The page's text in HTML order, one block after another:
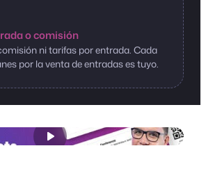
o comisión
ni tarifas por entrada. Cada
por la venta de entradas es tuyo.